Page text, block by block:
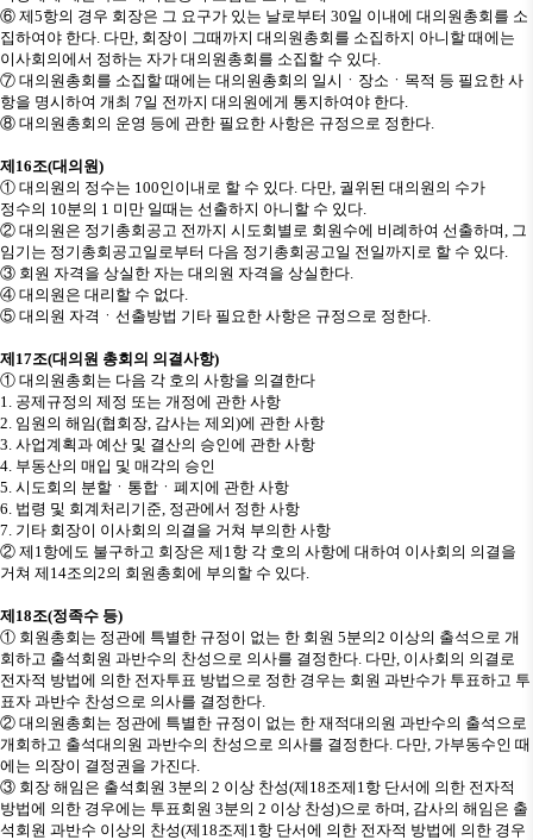
⑥ 제5항의 경우 회장은 그 요구가 있는 날로부터 30일 이내에 대의원총회를 소
집하여야 한다. 다만, 회장이 그때까지 대의원총회를 소집하지 아니할 때에는
이사회의에서 정하는 자가 대의원총회를 소집할 수 있다.
⑦ 대의원총회를 소집할 때에는 대의원총회의 일시 ㆍ 장소 ㆍ 목적 등 필요한 사
항을 명시하여 개최 7일 전까지 대의원에게 통지하여야 한다.
⑧ 대의원총회의 운영 등에 관한 필요한 사항은 규정으로 정한다.
제 16조(대의원)
① 대의원의 정수는 100인이내로 할 수 있다. 다만, 궐위된 대의원의 수가
정수의 10분의 1 미만 일때는 선출하지 아니할 수 있다.
② 대의원은 정기총회공고 전까지 시도회별로 회원수에 비례하여 선출하며, 그
임기는 정기총회공고일로부터 다음 정기총회공고일 전일까지로 할 수 있다.
③ 회원 자격을 상실한 자는 대의원 자격을 상실한다.
④ 대의원은 대리할 수 없다.
⑤ 대의원 자격 ㆍ 선출방법 기타 필요한 사항은 규정으로 정한다.
제 17조(대의원 총회의 의결사항)
① 대의원총회는 다음 각 호의 사항을 의결한다
1. 공제규정의 제정 또는 개정에 관한 사항
2. 임원의 해임(협회장, 감사는 제외)에 관한 사항
3. 사업계획과 예산 및 결산의 승인에 관한 사항
4. 부동산의 매입 및 매각의 승인
5. 시도회의 분할 ㆍ 통합 ㆍ 폐지에 관한 사항
6. 법령 및 회계처리기준, 정관에서 정한 사항
7. 기타 회장이 이사회의 의결을 거쳐 부의한 사항
② 제 1항에도 불구하고 회장은 제 1항 각 호의 사항에 대하여 이사회의 의결을
거쳐 제 14조의2의 회원총회에 부의할 수 있다.
제 18조(정족수 등)
① 회원총회는 정관에 특별한 규정이 없는 한 회원 5분의2 이상의 출석으로 개
회하고 출석회원 과반수의 찬성으로 의사를 결정한다. 다만, 이사회의 의결로
전자적 방법에 의한 전자투표 방법으로 정한 경우는 회원 과반수가 투표하고 투
표자 과반수 찬성으로 의사를 결정한다.
② 대의원총회는 정관에 특별한 규정이 없는 한 재적대의원 과반수의 출석으로
개회하고 출석대의원 과반수의 찬성으로 의사를 결정한다. 다만, 가부동수인 때
에는 의장이 결정권을 가진다.
③ 회장 해임은 출석회원 3분의 2 이상 찬성(제 18조제 1항 단서에 의한 전자적
방법에 의한 경우에는 투표회원 3분의 2 이상 찬성)으로 하며, 감사의 해임은 출
석회원 과반수 이상의 찬성(제 18조제 1항 단서에 의한 전자적 방법에 의한 경우